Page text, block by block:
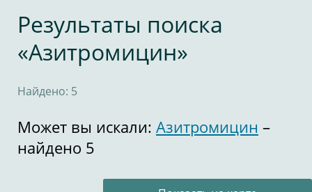
Результаты поиска
«Азитромицин»
Найдено: 5
Может вы искали: Азитромицин –
найдено 5